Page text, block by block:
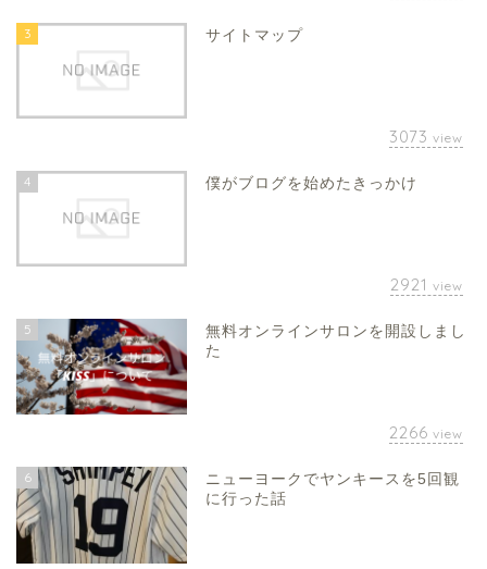
3 サイトマップ
3073 view
4 僕がブログを始めたきっかけ
2921 view
5
無料オンラインサロンを開設しまし
た
2266 view
6
ニューヨークでヤンキースを5回観
に行った話